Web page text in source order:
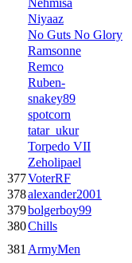
Nehmisa
Niyaaz
No Guts No Glory
Ramsonne
Remco
Ruben-
snakey89
spotcorn
tatar_ukur
Torpedo VII
Zeholipael
377VoterRF
378alexander2001
379bolgerboy99
380Chills
381ArmyMen